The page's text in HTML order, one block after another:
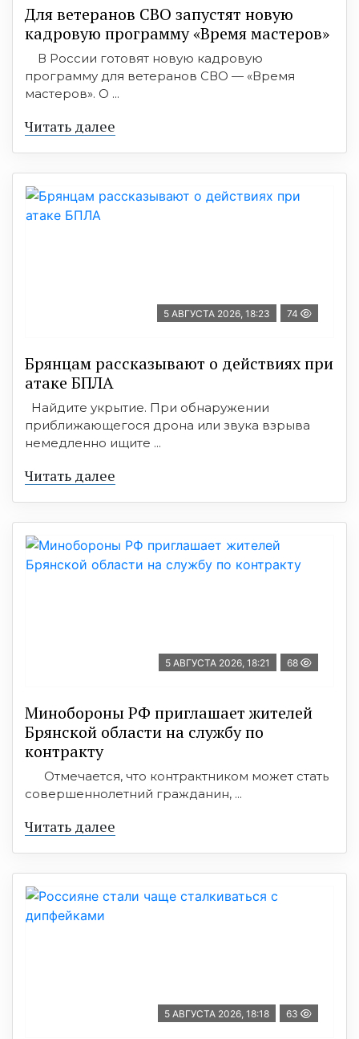
Для ветеранов СВО запустят новую
кадровую программу «Время мастеров»
В России готовят новую кадровую
программу для ветеранов СВО — «Время
мастеров». О ...
Читать далее
5 АВГУСТА 2026, 18:23 74
Брянцам рассказывают о действиях при
атаке БПЛА
Найдите укрытие. При обнаружении
приближающегося дрона или звука взрыва
немедленно ищите ...
Читать далее
5 АВГУСТА 2026, 18:21 68
Минобoроны РФ приглaшaет житeлeй
Брянской области на службу по
контракту
Отмечается, что контрактником может стать
совершеннолетний гражданин, ...
Читать далее
5 АВГУСТА 2026, 18:18 63